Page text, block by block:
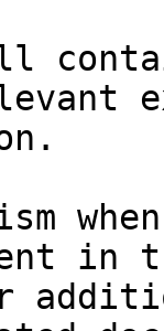
in